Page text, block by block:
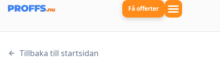
Få offerter
Tillbaka till startsidan